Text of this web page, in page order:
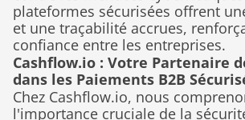
plateformes sécurisées offrent
et une traçabilité accrues,
confiance entre les entreprises.
Cashflow.io : Votre Partenaire
dans les Paiements B2B
Chez Cashflow.io, nous
l'importance cruciale de la